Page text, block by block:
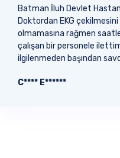
Batman İluh Devlet
Doktordan EKG
olmamasına rağmen
çalışan bir personele
ilgilenmeden başından
C**** E******